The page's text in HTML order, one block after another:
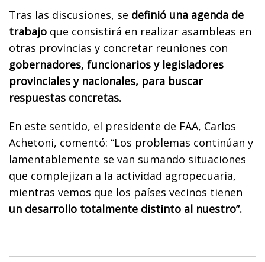
Tras las discusiones, se definió una agenda de
trabajo que consistirá en realizar asambleas en
otras provincias y concretar reuniones con
gobernadores, funcionarios y legisladores
provinciales y nacionales, para buscar
respuestas concretas.
En este sentido, el presidente de FAA, Carlos
Achetoni, comentó: “Los problemas continúan y
lamentablemente se van sumando situaciones
que complejizan a la actividad agropecuaria,
mientras vemos que los países vecinos tienen
un desarrollo totalmente distinto al nuestro”.